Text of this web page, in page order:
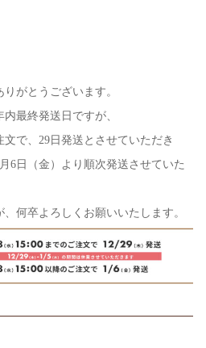
がとうございます。
最終発送日ですが、
で、29日発送とさせていただき
6日（金）より順次発送させていた
何卒よろしくお願いいたします。